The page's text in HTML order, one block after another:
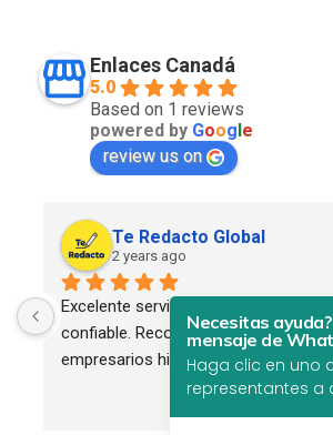
Enlaces Canadá
5.0
Based on 1 reviews
powered by Google
review us on
Te Redacto Global
2 years ago
Excelente servicio. Profesional,
confiable. Recomendado para todos
empresarios hispanos.
Necesitas
mensaje de
Haga clic en uno
representantes a